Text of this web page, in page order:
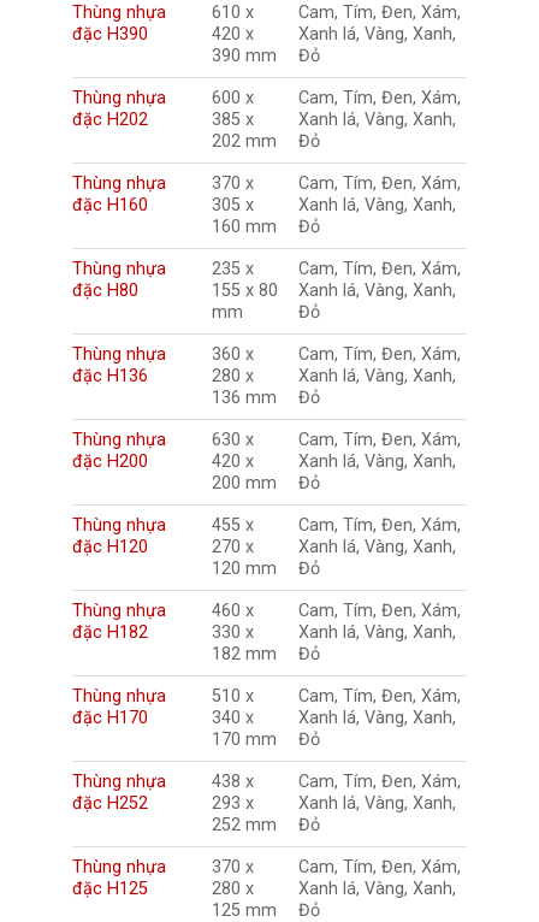
Thùng nhựa
đặc H390
610 x
420 x
390 mm
Cam, Tím, Đen, Xám,
Xanh lá, Vàng, Xanh,
Đỏ
Thùng nhựa
đặc H202
600 x
385 x
202 mm
Cam, Tím, Đen, Xám,
Xanh lá, Vàng, Xanh,
Đỏ
Thùng nhựa
đặc H160
370 x
305 x
160 mm
Cam, Tím, Đen, Xám,
Xanh lá, Vàng, Xanh,
Đỏ
Thùng nhựa
đặc H80
235 x
155 x 80
mm
Cam, Tím, Đen, Xám,
Xanh lá, Vàng, Xanh,
Đỏ
Thùng nhựa
đặc H136
360 x
280 x
136 mm
Cam, Tím, Đen, Xám,
Xanh lá, Vàng, Xanh,
Đỏ
Thùng nhựa
đặc H200
630 x
420 x
200 mm
Cam, Tím, Đen, Xám,
Xanh lá, Vàng, Xanh,
Đỏ
Thùng nhựa
đặc H120
455 x
270 x
120 mm
Cam, Tím, Đen, Xám,
Xanh lá, Vàng, Xanh,
Đỏ
Thùng nhựa
đặc H182
460 x
330 x
182 mm
Cam, Tím, Đen, Xám,
Xanh lá, Vàng, Xanh,
Đỏ
Thùng nhựa
đặc H170
510 x
340 x
170 mm
Cam, Tím, Đen, Xám,
Xanh lá, Vàng, Xanh,
Đỏ
Thùng nhựa
đặc H252
438 x
293 x
252 mm
Cam, Tím, Đen, Xám,
Xanh lá, Vàng, Xanh,
Đỏ
Thùng nhựa
đặc H125
370 x
280 x
125 mm
Cam, Tím, Đen, Xám,
Xanh lá, Vàng, Xanh,
Đỏ